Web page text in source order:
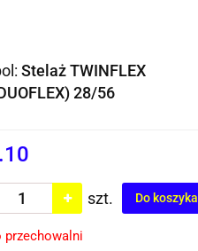
Stelaż TWINFLEX
28/56
szt. Do koszyka
przechowalni